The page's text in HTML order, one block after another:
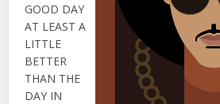
GOOD DAY
AT LEAST A
LITTLE
BETTER
THAN THE
DAY IN